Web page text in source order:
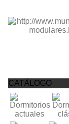
CATÁLOGO